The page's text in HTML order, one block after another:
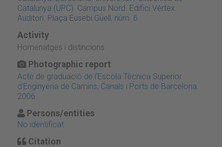
Catalunya (UPC). Campus Nord. Edifici Vèrtex.
Auditori. Plaça Eusebi Güell, núm. 6
Activity
Homenatges i distincions
Photographic report
Acte de graduació de l'Escola Tècnica Superior
d'Enginyeria de Camins, Canals i Ports de Barcelona.
2006
Persons/entities
No identificat
Citation